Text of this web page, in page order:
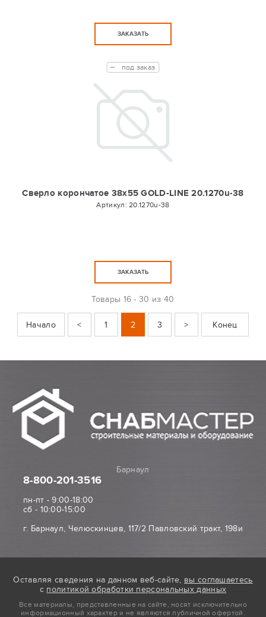
ЗАКАЗАТЬ
Сверло корончатое 38х55 GOLD-LINE 20.1270u-38
Артикул:20.1270u-38
под заказ
ЗАКАЗАТЬ
Товары 16 - 30 из 40
Начало < 1 2 3 > Конец
Барнаул
8-800-201-3516
пн-пт - 9:00-18:00
сб - 10:00-15:00
г. Барнаул, Челюскинцев, 117/2 Павловский тракт, 198и
Оставляя сведения на данном веб-сайте, вы соглашаетесь
с политикой обработки персональных данных
Все материалы, представленные на сайте, носят исключительно
информационный характер и не являются публичной офертой.